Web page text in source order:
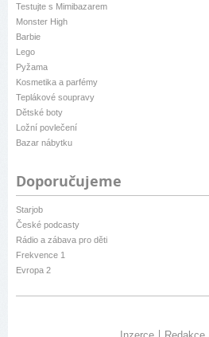
Testujte s Mimibazarem
Monster High
Barbie
Lego
Pyžama
Kosmetika a parfémy
Teplákové soupravy
Dětské boty
Ložní povlečení
Bazar nábytku
Doporučujeme
Starjob
České podcasty
Rádio a zábava pro děti
Frekvence 1
Evropa 2